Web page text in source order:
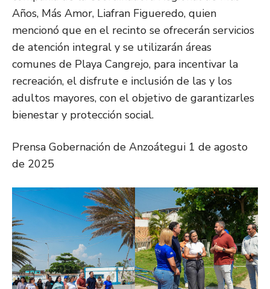
Años, Más Amor, Liafran Figueredo, quien
mencionó que en el recinto se ofrecerán servicios
de atención integral y se utilizarán áreas
comunes de Playa Cangrejo, para incentivar la
recreación, el disfrute e inclusión de las y los
adultos mayores, con el objetivo de garantizarles
bienestar y protección social.
Prensa Gobernación de Anzoátegui 1 de agosto
de 2025